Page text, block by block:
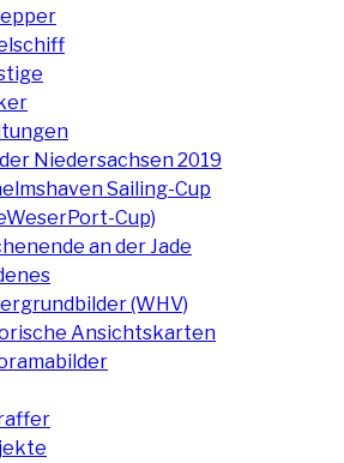
Niedersachsen 2019
Sailing-Cup
Cup)
an der Jade
(WHV)
Ansichtskarten